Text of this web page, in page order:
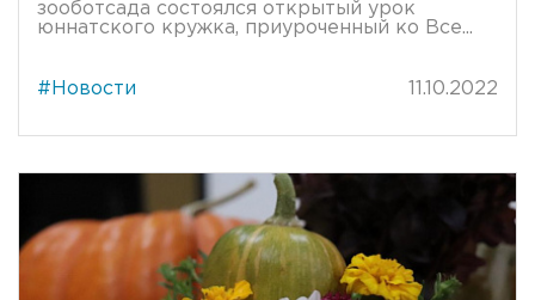
зооботсада состоялся открытый урок
юннатского кружка, приуроченный ко Все...
#Новости 11.10.2022